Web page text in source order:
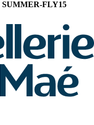
SUMMER-FLY15